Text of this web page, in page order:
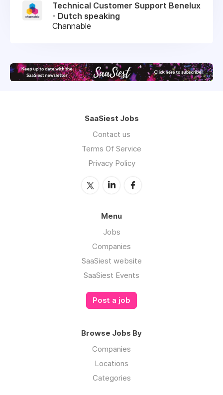
Technical Customer Support Benelux
- Dutch speaking
Channable
SaaSiest Jobs
Contact us
Terms Of Service
Privacy Policy
Menu
Jobs
Companies
SaaSiest website
SaaSiest Events
Post a job
Browse Jobs By
Companies
Locations
Categories